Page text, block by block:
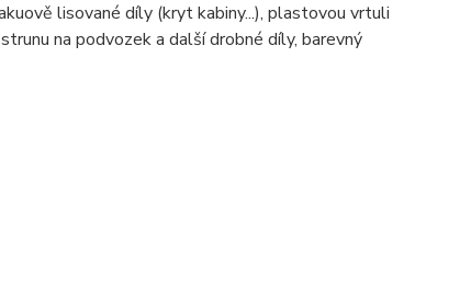
lisované díly (kryt kabiny...), plastovou vrtuli
na podvozek a další drobné díly, barevný